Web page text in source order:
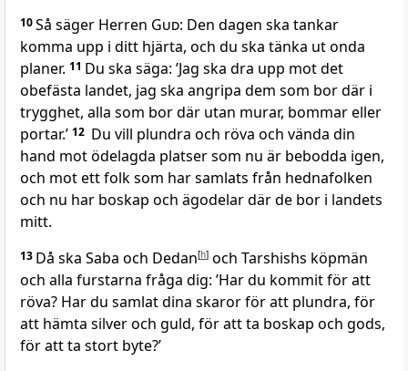
10Så säger Herren Gud: Den dagen ska tankar
komma upp i ditt hjärta, och du ska tänka ut onda
planer. 11 Du ska säga: ’Jag ska dra upp mot det
obefästa landet, jag ska angripa dem som bor där i
trygghet, alla som bor där utan murar, bommar eller
portar.’ 12 Du vill plundra och röva och vända din
hand mot ödelagda platser som nu är bebodda igen,
och mot ett folk som har samlats från hednafolken
och nu har boskap och ägodelar där de bor i landets
mitt.
13 Då ska Saba och Dedan[h] och Tarshishs köpmän
och alla furstarna fråga dig: ’Har du kommit för att
röva? Har du samlat dina skaror för att plundra, för
att hämta silver och guld, för att ta boskap och gods,
för att ta stort byte?’